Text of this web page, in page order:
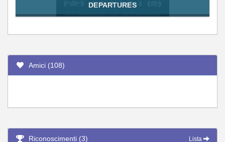
DEPARTURES
Amici (108)
Riconoscimenti (3) Lista